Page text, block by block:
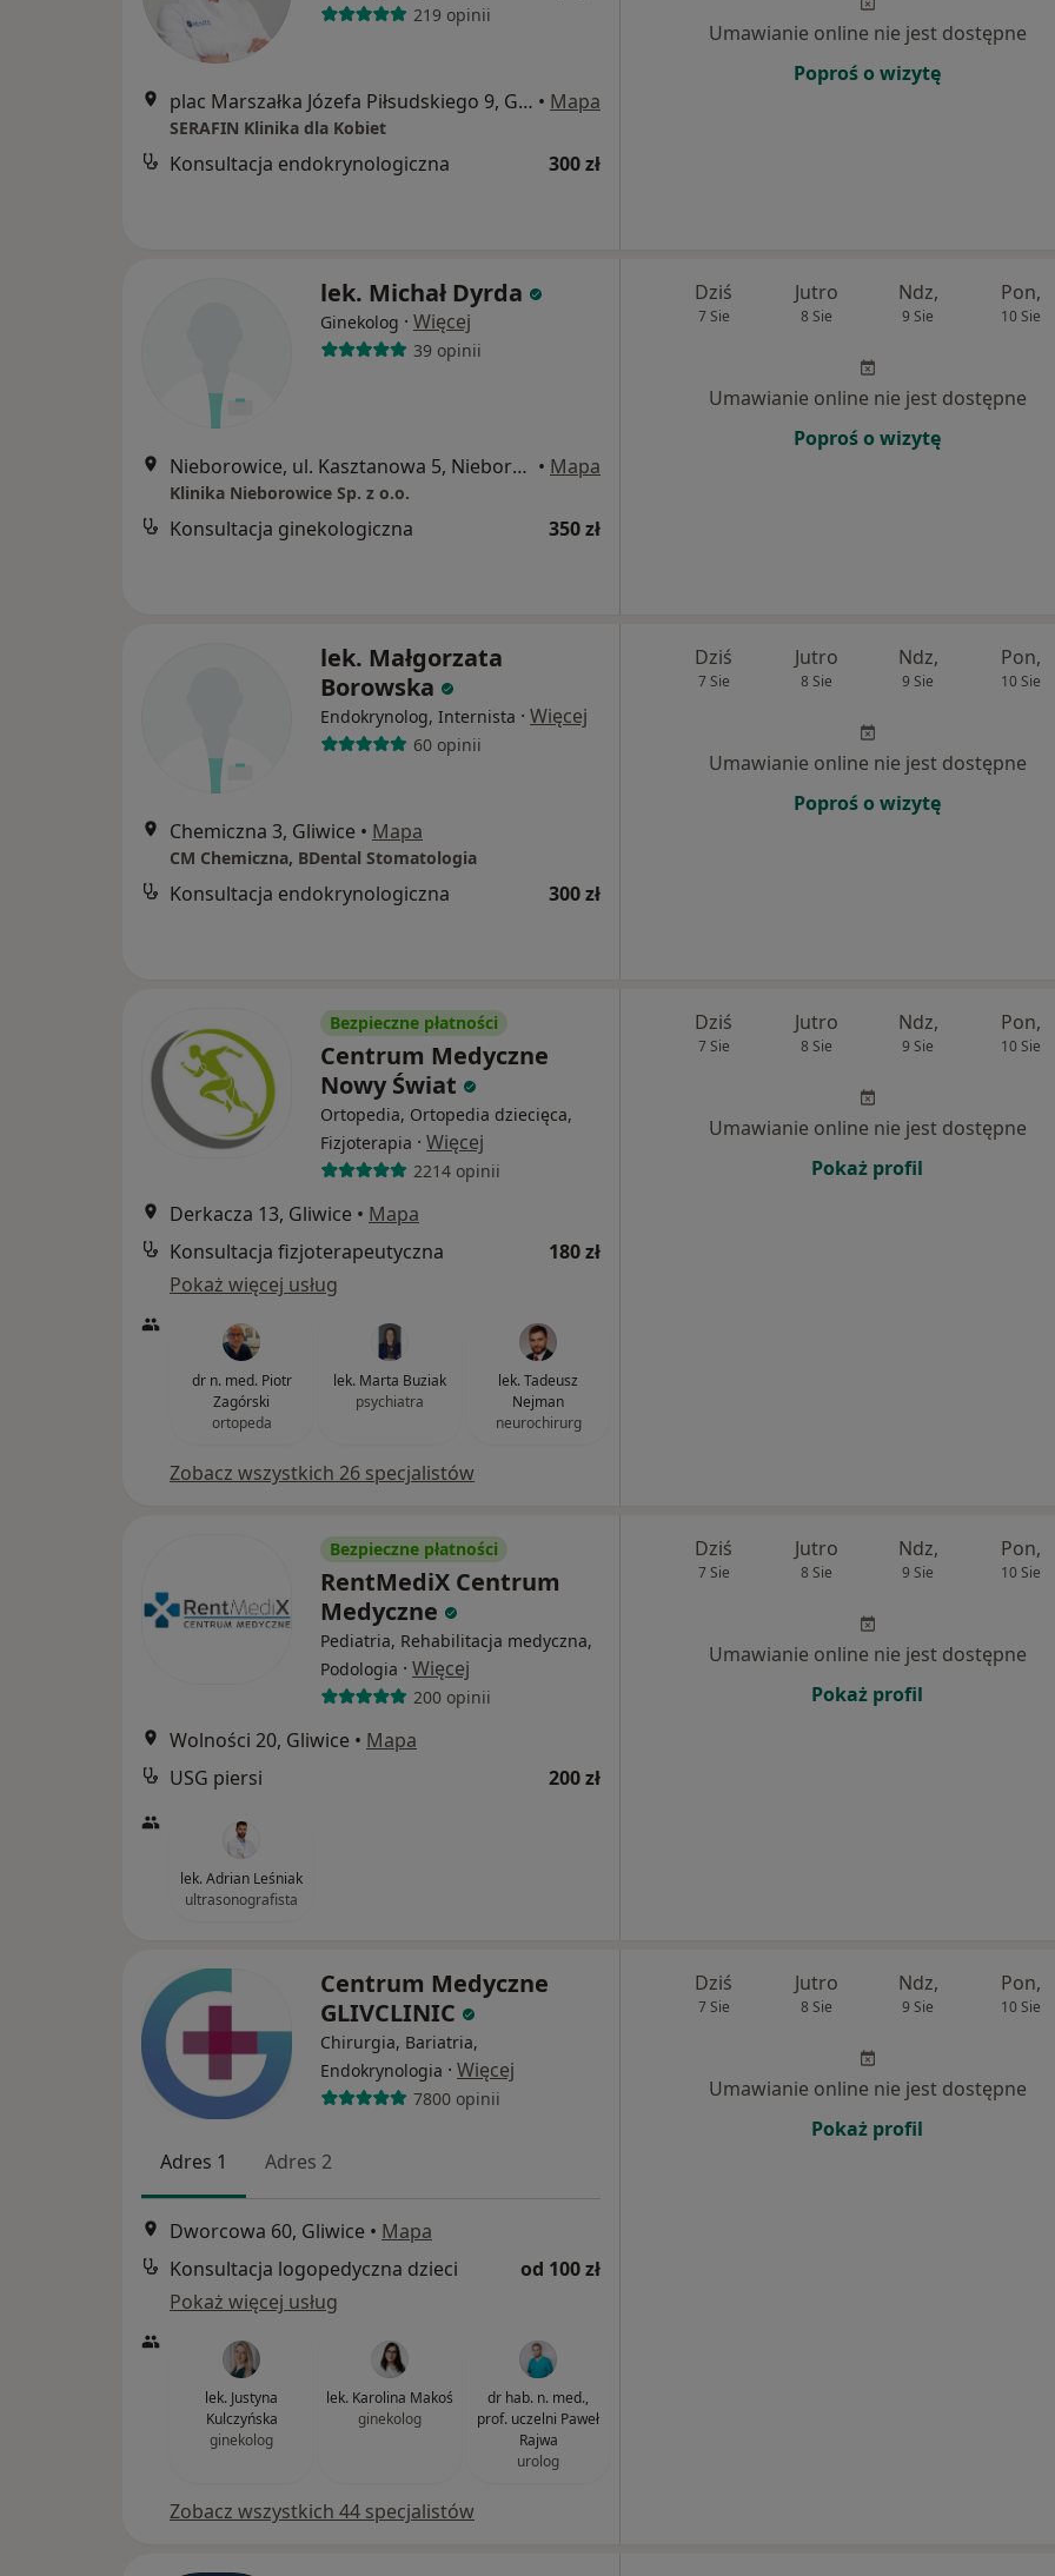
219 opinii
plac Marszałka Józefa Piłsudskiego 9, Gliwice • Mapa
SERAFIN Klinika dla Kobiet
Konsultacja endokrynologiczna 300 zł
Umawianie online nie jest dostępne
Poproś o wizytę
lek. Michał Dyrda
Ginekolog · Więcej
39 opinii
Nieborowice, ul. Kasztanowa 5, Nieborowice • Mapa
Klinika Nieborowice Sp. z o.o.
Konsultacja ginekologiczna 350 zł
Dziś
7 Sie
Jutro
8 Sie
Ndz,
9 Sie
Pon,
10 Sie
Umawianie online nie jest dostępne
Poproś o wizytę
lek. Małgorzata
Borowska
Endokrynolog, Internista · Więcej
60 opinii
Chemiczna 3, Gliwice • Mapa
CM Chemiczna, BDental Stomatologia
Konsultacja endokrynologiczna 300 zł
Dziś
7 Sie
Jutro
8 Sie
Ndz,
9 Sie
Pon,
10 Sie
Umawianie online nie jest dostępne
Poproś o wizytę
Bezpieczne płatności
Centrum Medyczne
Nowy Świat
Ortopedia, Ortopedia dziecięca,
Fizjoterapia · Więcej
2214 opinii
Derkacza 13, Gliwice • Mapa
Konsultacja fizjoterapeutyczna
180 zł
Pokaż więcej usług
dr n. med. Piotr
Zagórski
ortopeda
lek. Marta Buziak
psychiatra
lek. Tadeusz
Nejman
neurochirurg
Zobacz wszystkich 26 specjalistów
Dziś
7 Sie
Jutro
8 Sie
Ndz,
9 Sie
Pon,
10 Sie
Umawianie online nie jest dostępne
Pokaż profil
Bezpieczne płatności
RentMediX Centrum
Medyczne
Pediatria, Rehabilitacja medyczna,
Podologia · Więcej
200 opinii
Wolności 20, Gliwice • Mapa
USG piersi
200 zł
lek. Adrian Leśniak
ultrasonografista
Dziś
7 Sie
Jutro
8 Sie
Ndz,
9 Sie
Pon,
10 Sie
Umawianie online nie jest dostępne
Pokaż profil
Centrum Medyczne
GLIVCLINIC
Chirurgia, Bariatria,
Endokrynologia · Więcej
7800 opinii
Adres 1 Adres 2
Dworcowa 60, Gliwice • Mapa
Konsultacja logopedyczna dzieci
od 100 zł
Pokaż więcej usług
lek. Justyna
Kulczyńska
ginekolog
lek. Karolina Makoś
ginekolog
dr hab. n. med.,
prof. uczelni Paweł
Rajwa
urolog
Zobacz wszystkich 44 specjalistów
Dziś
7 Sie
Jutro
8 Sie
Ndz,
9 Sie
Pon,
10 Sie
Umawianie online nie jest dostępne
Pokaż profil